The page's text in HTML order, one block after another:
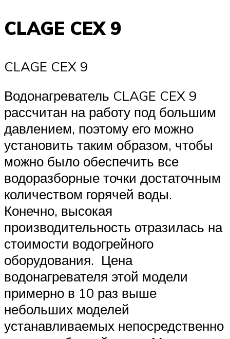
CLAGE CEX 9
CLAGE CEX 9
Водонагреватель CLAGE CEX 9
рассчитан на работу под большим
давлением, поэтому его можно
установить таким образом, чтобы
можно было обеспечить все
водоразборные точки достаточным
количеством горячей воды.
Конечно, высокая
производительность отразилась на
стоимости водогрейного
оборудования. Цена
водонагревателя этой модели
примерно в 10 раз выше
небольших моделей
устанавливаемых непосредственно